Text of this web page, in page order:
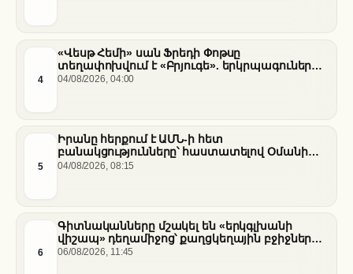
4
«Վեսթ Հեմի» սան Ֆրեդի Փոթսը
տեղափոխվում է «Բրյուգե». երկրպագուների
դժգոհությունը և ակումբի ռազմավարությունը
04/08/2026, 04:00
5
Իրանը հերքում է ԱՄՆ-ի հետ
բանակցությունները՝ հաստատելով Օմանի
միջնորդությամբ քննարկումները Հորմուզի
04/08/2026, 08:15
6
Գիտնականները մշակել են «երկգլխանի
վիշապ» դեղամիջոց՝ քաղցկեղային բջիջները
սովամահ անելու համար
06/08/2026, 11:45